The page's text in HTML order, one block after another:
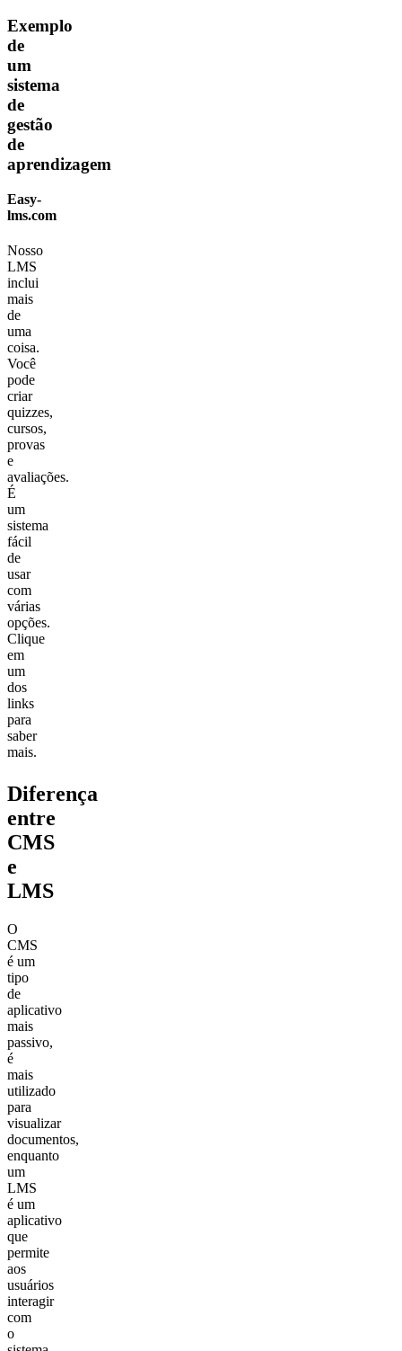
Exemplo
de
um
sistema
de
gestão
de
aprendizagem
Easy-
lms.com
Nosso
LMS
inclui
mais
de
uma
coisa.
Você
pode
criar
quizzes,
cursos,
provas
e
avaliações.
É
um
sistema
fácil
de
usar
com
várias
opções.
Clique
em
um
dos
links
para
saber
mais.
Diferença
entre
CMS
e
LMS
O
CMS
é um
tipo
de
aplicativo
mais
passivo,
é
mais
utilizado
para
visualizar
documentos,
enquanto
um
LMS
é um
aplicativo
que
permite
aos
usuários
interagir
com
o